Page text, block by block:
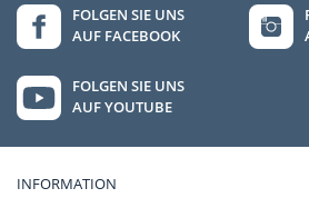
FOLGEN SIE UNS
AUF FACEBOOK
FOLGEN SIE UNS
AUF YOUTUBE
INFORMATION